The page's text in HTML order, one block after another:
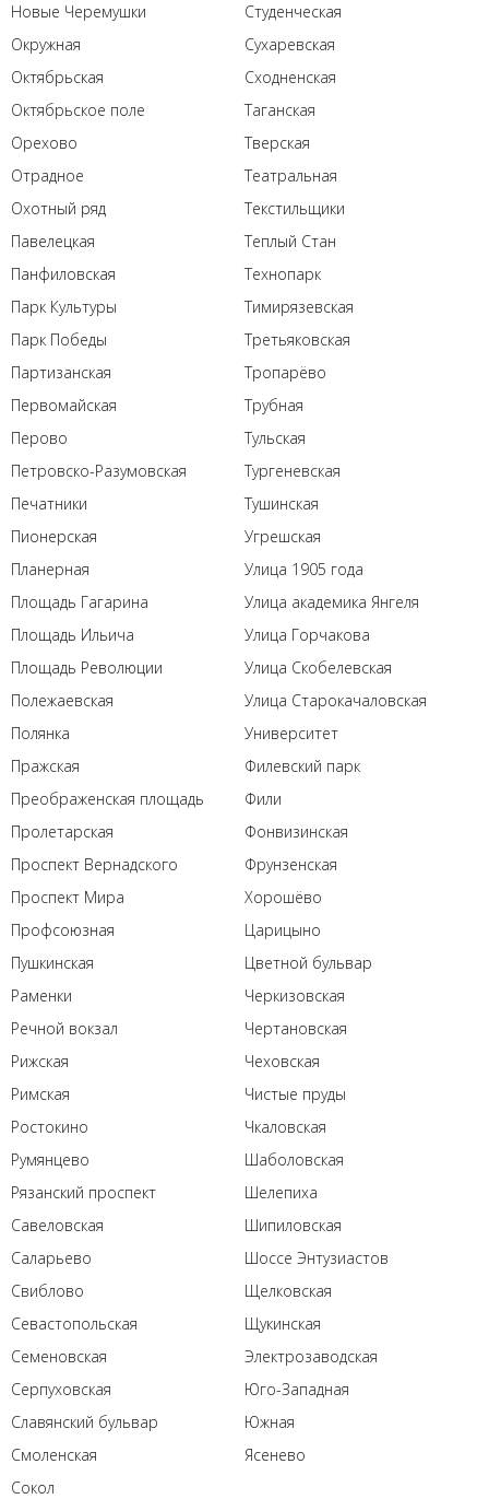
Новые Черемушки
Окружная
Октябрьская
Октябрьское поле
Орехово
Отрадное
Охотный ряд
Павелецкая
Панфиловская
Парк Культуры
Парк Победы
Партизанская
Первомайская
Перово
Петровско-Разумовская
Печатники
Пионерская
Планерная
Площадь Гагарина
Площадь Ильича
Площадь Революции
Полежаевская
Полянка
Пражская
Преображенская площадь
Пролетарская
Проспект Вернадского
Проспект Мира
Профсоюзная
Пушкинская
Раменки
Речной вокзал
Рижская
Римская
Ростокино
Румянцево
Рязанский проспект
Савеловская
Саларьево
Свиблово
Севастопольская
Семеновская
Серпуховская
Славянский бульвар
Смоленская
Сокол
Студенческая
Сухаревская
Сходненская
Таганская
Тверская
Театральная
Текстильщики
Теплый Стан
Технопарк
Тимирязевская
Третьяковская
Тропарёво
Трубная
Тульская
Тургеневская
Тушинская
Угрешская
Улица 1905 года
Улица академика Янгеля
Улица Горчакова
Улица Скобелевская
Улица Старокачаловская
Университет
Филевский парк
Фили
Фонвизинская
Фрунзенская
Хорошёво
Царицыно
Цветной бульвар
Черкизовская
Чертановская
Чеховская
Чистые пруды
Чкаловская
Шаболовская
Шелепиха
Шипиловская
Шоссе Энтузиастов
Щелковская
Щукинская
Электрозаводская
Юго-Западная
Южная
Ясенево